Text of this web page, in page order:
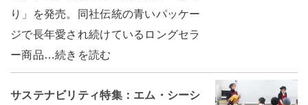
り」を発売。同社伝統の青いパッケー
ジで長年愛され続けているロングセラ
ー商品…続きを読む
サステナビリティ特集：エム・シーシ